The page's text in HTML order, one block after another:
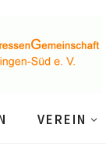
VEREIN